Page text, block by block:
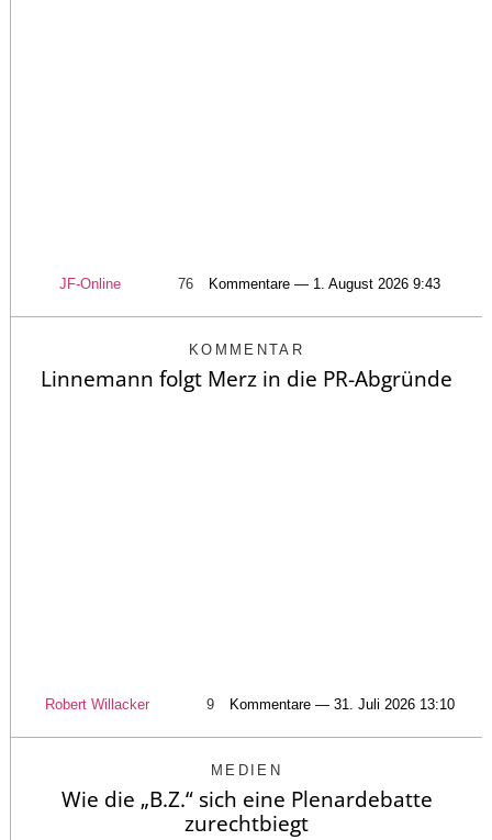
JF-Online 76 Kommentare — 1. August 2026 9:43
KOMMENTAR
Linnemann folgt Merz in die PR-Abgründe
Robert Willacker 9 Kommentare — 31. Juli 2026 13:10
MEDIEN
Wie die „B.Z.“ sich eine Plenardebatte
zurechtbiegt